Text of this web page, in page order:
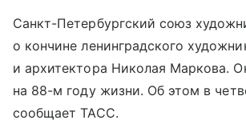
Санкт-Петербургский союз
о кончине ленинградского
и архитектора Николая Маркова.
на 88-м году жизни. Об этом в
сообщает ТАСС.